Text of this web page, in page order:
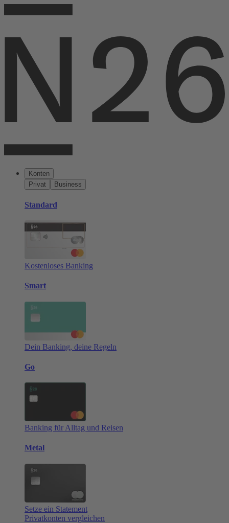
Konten
Privat
Business
Standard
Kostenloses Banking
Smart
Dein Banking, deine Regeln
Go
Banking für Alltag und Reisen
Metal
Setze ein Statement
Privatkonten vergleichen